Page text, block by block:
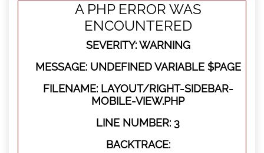
A PHP ERROR WAS
ENCOUNTERED
SEVERITY: WARNING
MESSAGE: UNDEFINED VARIABLE $PAGE
FILENAME: LAYOUT/RIGHT-SIDEBAR-
MOBILE-VIEW.PHP
LINE NUMBER: 3
BACKTRACE: